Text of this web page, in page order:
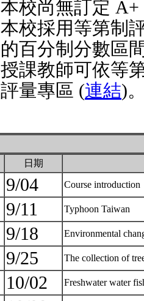
本校尚無訂定
本校採用等第制
的百分制分數區
授課教師可依等
評量專區 (連結)
日期
9/04 Course introduction
9/11 Typhoon Taiwan
9/18 Environmental
9/25 The collection of
10/02 Freshwater water